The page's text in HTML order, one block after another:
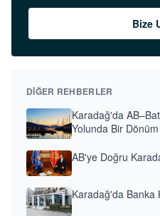
Bize
DIĞER REHBERLER
Karadağ'da
Yolunda Bir Dönüm
AB'ye Doğru
Karadağ'da Banka